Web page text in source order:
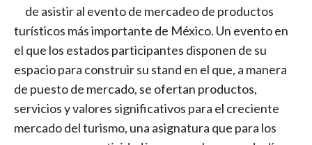
de asistir al evento de mercadeo de productos
turísticos más importante de México. Un evento en
el que los estados participantes disponen de su
espacio para construir su stand en el que, a manera
de puesto de mercado, se ofertan productos,
servicios y valores significativos para el creciente
mercado del turismo, una asignatura que para los